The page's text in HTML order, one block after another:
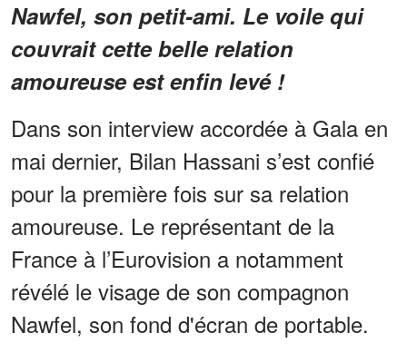
Nawfel, son petit-ami. Le voile qui
couvrait cette belle relation
amoureuse est enfin levé !
Dans son interview accordée à Gala en
mai dernier, Bilan Hassani s’est confié
pour la première fois sur sa relation
amoureuse. Le représentant de la
France à l’Eurovision a notamment
révélé le visage de son compagnon
Nawfel, son fond d'écran de portable.